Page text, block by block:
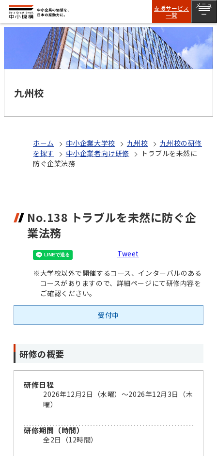
支援サービス
一覧
メニュ
ー
九州校
ホーム 中小企業大学校 九州校
九州校の研修
を探す
中小企業者向け研修
トラブルを未然に
防ぐ企業法務
No.138 トラブルを未然に防ぐ企
業法務
Tweet
※大学校以外で開催するコース、インターバルのある
コースがありますので、詳細ページにて研修内容を
ご確認ください。
受付中
研修の概要
研修日程
2026年12月2日（水曜）〜2026年12月3日（木
曜）
研修期間（時間）
全2日（12時間）